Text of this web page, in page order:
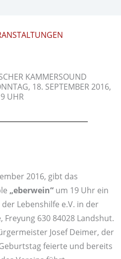
KAMMERSOUND
18. SEPTEMBER 2016,
UHR
2016, gibt das
„eberwein“ um 19 Uhr ein
Lebenshilfe e.V. in der
Freyung 630 84028 Landshut.
Josef Deimer, der
feierte und bereits